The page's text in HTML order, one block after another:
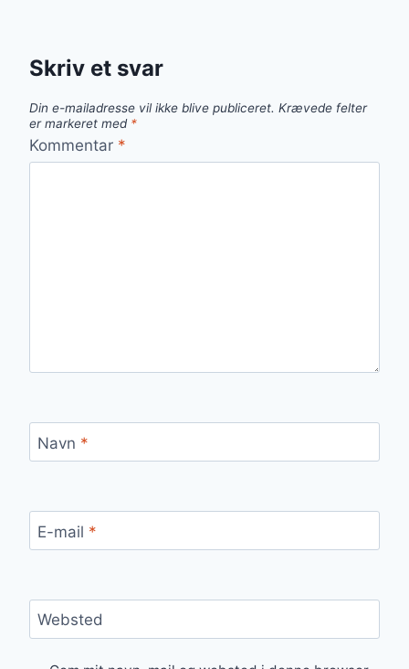
Skriv et svar
Din e-mailadresse vil ikke blive publiceret. Krævede felter
er markeret med *
Kommentar *
Navn *
E-mail *
Websted